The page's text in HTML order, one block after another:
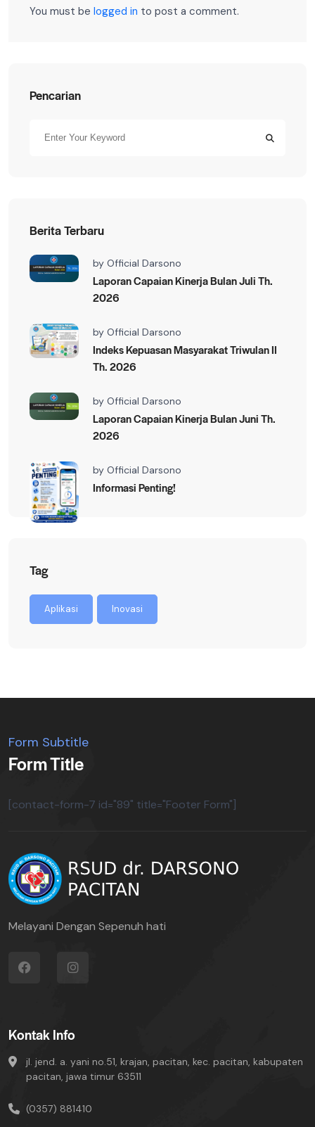
You must be logged in to post a comment.
Pencarian
Berita Terbaru
by Official Darsono
Laporan Capaian Kinerja Bulan Juli Th.
2026
by Official Darsono
Indeks Kepuasan Masyarakat Triwulan II
Th. 2026
by Official Darsono
Laporan Capaian Kinerja Bulan Juni Th.
2026
by Official Darsono
Informasi Penting!
Tag
Aplikasi Inovasi
Form Subtitle
Form Title
[contact-form-7 id="89" title="Footer Form"]
Melayani Dengan Sepenuh hati
Kontak Info
jl. jend. a. yani no.51, krajan, pacitan, kec. pacitan, kabupaten
pacitan, jawa timur 63511
(0357) 881410